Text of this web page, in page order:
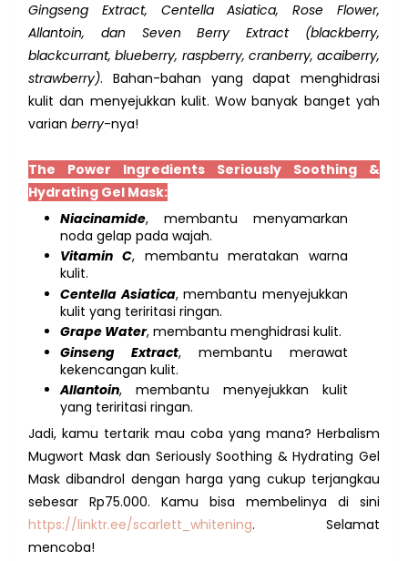
Gingseng Extract, Centella Asiatica, Rose Flower,
Allantoin, dan Seven Berry Extract (blackberry,
blackcurrant, blueberry, raspberry, cranberry, acaiberry,
strawberry). Bahan-bahan yang dapat menghidrasi
kulit dan menyejukkan kulit. Wow banyak banget yah
varianberry-nya!
The Power Ingredients Seriously Soothing &
Hydrating Gel Mask:
Niacinamide, membantu menyamarkan
noda gelap pada wajah.
Vitamin C, membantu meratakan warna
kulit.
Centella Asiatica, membantu menyejukkan
kulit yang teriritasi ringan.
Grape Water, membantu menghidrasi kulit.
Ginseng Extract, membantu merawat
kekencangan kulit.
Allantoin, membantu menyejukkan kulit
yang teriritasi ringan.
Jadi, kamu tertarik mau coba yang mana? Herbalism
Mugwort Mask dan Seriously Soothing & Hydrating Gel
Mask dibandrol dengan harga yang cukup terjangkau
sebesar Rp75.000. Kamu bisa membelinya di sini
https://linktr.ee/scarlett_whitening. Selamat
mencoba!